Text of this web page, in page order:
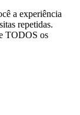
a experiência
repetidas.
TODOS os